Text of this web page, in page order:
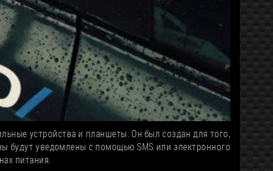
устройства и планшеты. Он был создан для того,
будут уведомлены c помощью SMS или электронного
питания.